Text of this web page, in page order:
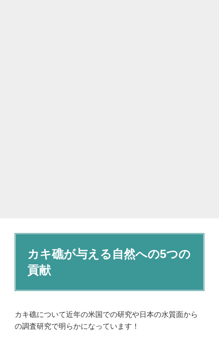
カキ礁が与える自然への5つの
貢献
カキ礁について近年の米国での研究や日本の水質面から
の調査研究で明らかになっています！